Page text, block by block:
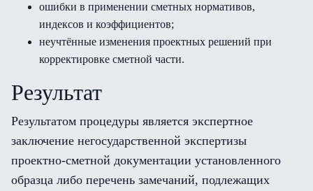
ошибки в применении сметных нормативов,
индексов и коэффициентов;
неучтённые изменения проектных решений при
корректировке сметной части.
Результат
Результатом процедуры является экспертное
заключение негосударственной экспертизы
проектно-сметной документации установленного
образца либо перечень замечаний, подлежащих